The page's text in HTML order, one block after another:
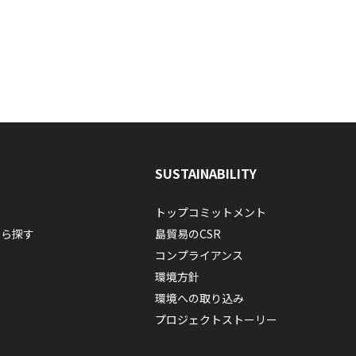
探す
SUSTAINABILITY
トップコミットメント
島貿易のCSR
コンプライアンス
環境方針
環境への取り込み
プロジェクトストーリー